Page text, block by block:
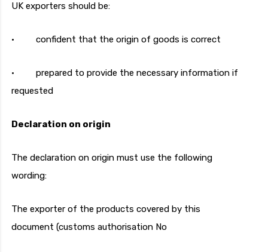
UK exporters should be:
· confident that the origin of goods is correct
· prepared to provide the necessary information if
requested
Declaration on origin
The declaration on origin must use the following
wording:
The exporter of the products covered by this
document (customs authorisation No